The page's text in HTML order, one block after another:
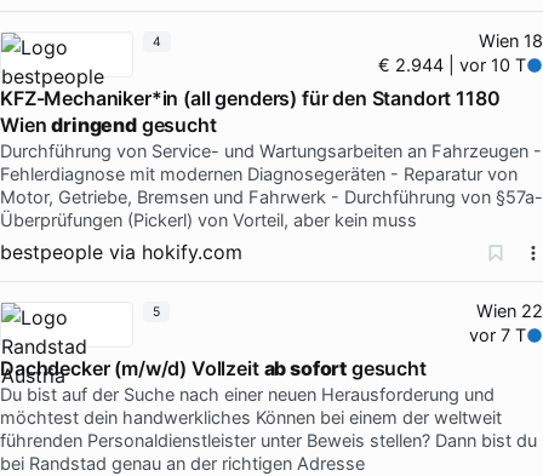
Wien 18
€ 2.944 | vor 10 T
KFZ-Mechaniker*in (all genders) für den Standort 1180
Wiendringendgesucht
Durchführung von Service- und Wartungsarbeiten an Fahrzeugen -
Fehlerdiagnose mit modernen Diagnosegeräten - Reparatur von
Motor, Getriebe, Bremsen und Fahrwerk - Durchführung von §57a-
Überprüfungen (Pickerl) von Vorteil, aber kein muss
bestpeople via hokify.com
4
Wien 22
vor 7 T
Dachdecker (m/w/d) Vollzeit ab sofort gesucht
Du bist auf der Suche nach einer neuen Herausforderung und
möchtest dein handwerkliches Können bei einem der weltweit
führenden Personaldienstleister unter Beweis stellen? Dann bist du
bei Randstad genau an der richtigen Adresse
5